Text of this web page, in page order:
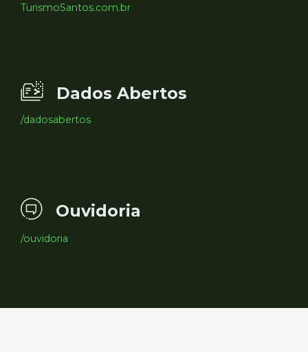
TurismoSantos.com.br
Dados Abertos
/dadosabertos
Ouvidoria
/ouvidoria